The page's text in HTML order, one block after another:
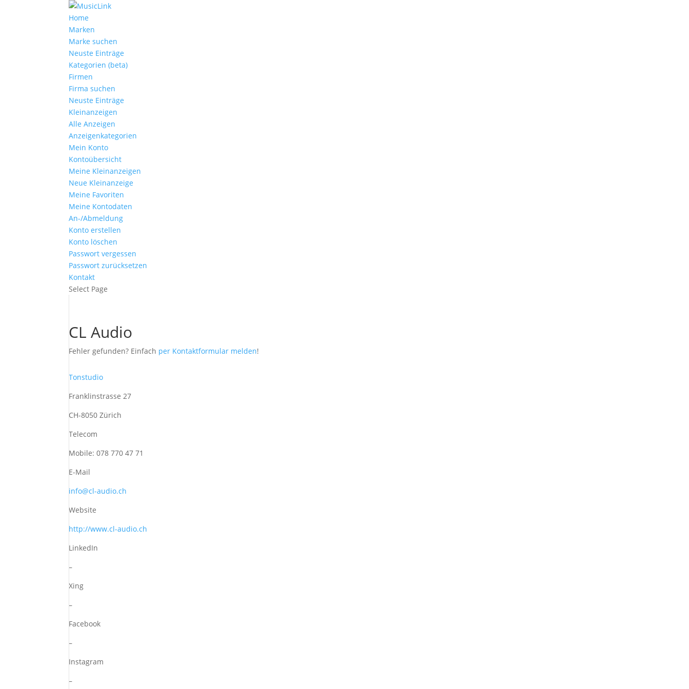
Home
Marken
Marke suchen
Neuste Einträge
Kategorien (beta)
Firmen
Firma suchen
Neuste Einträge
Kleinanzeigen
Alle Anzeigen
Anzeigen­kategorien
Mein Konto
Kontoübersicht
Meine Kleinanzeigen
Neue Kleinanzeige
Meine Favoriten
Meine Kontodaten
An-/Abmeldung
Konto erstellen
Konto löschen
Passwort vergessen
Passwort zurücksetzen
Kontakt
Select Page
CL Audio
Fehler gefunden? Einfach per Kontaktformular melden!
Tonstudio
Franklinstrasse 27
CH-8050 Zürich
Telecom
Mobile: 078 770 47 71
E-Mail
info@cl-audio.ch
Website
http://www.cl-audio.ch
LinkedIn
–
Xing
–
Facebook
–
Instagram
–